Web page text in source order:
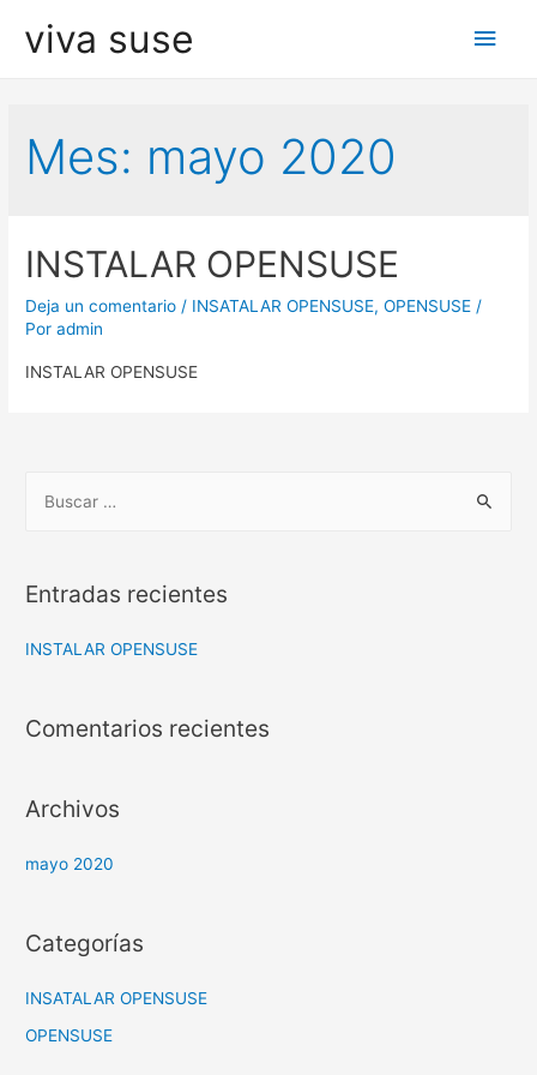
viva suse
Mes: mayo 2020
INSTALAR OPENSUSE
Deja un comentario / INSATALAR OPENSUSE,OPENSUSE /
Poradmin
INSTALAR OPENSUSE
c
r
Entradas recientes
INSTALAR OPENSUSE
Comentarios recientes
Archivos
mayo 2020
Categorías
INSATALAR OPENSUSE
OPENSUSE